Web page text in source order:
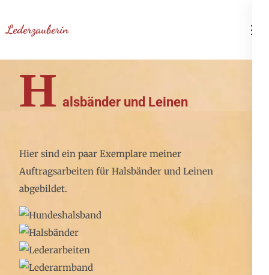
Inhalt
(Enter
drücken)
Lederzauberin
H alsbänder und Leinen
Hier sind ein paar Exemplare meiner
Auftragsarbeiten für Halsbänder und Leinen
abgebildet.